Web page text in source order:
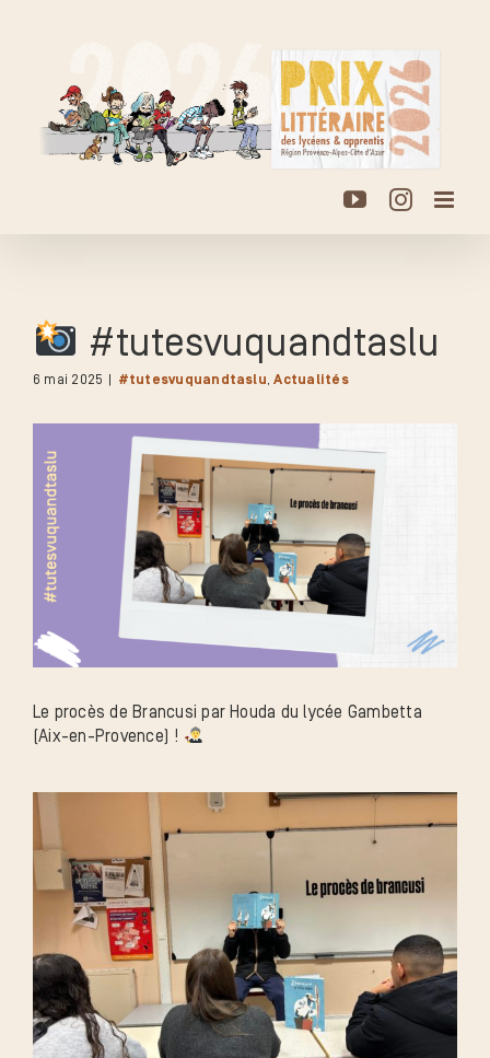
YouTube
#tutesvuquandtaslu
6 mai 2025 | #tutesvuquandtaslu,Actualités
l'image
agrandie
Le procès de Brancusi par Houda du lycée Gambetta
(Aix-en-Provence) !